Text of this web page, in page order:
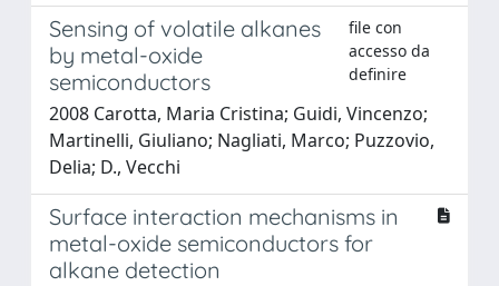
Sensing of volatile alkanes
by metal-oxide
semiconductors
file con
accesso da
definire
2008 Carotta, Maria Cristina; Guidi, Vincenzo;
Martinelli, Giuliano; Nagliati, Marco; Puzzovio,
Delia; D., Vecchi
Surface interaction mechanisms in
metal-oxide semiconductors for
alkane detection